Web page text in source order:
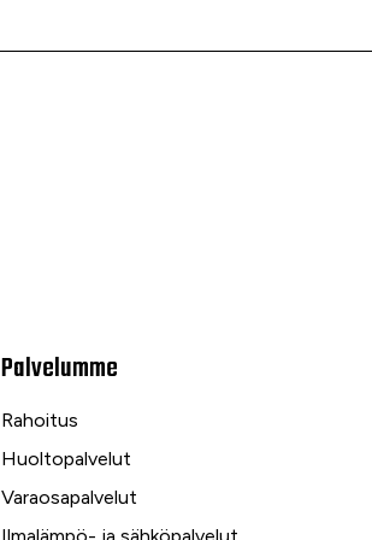
Palvelumme
Rahoitus
Huoltopalvelut
Varaosapalvelut